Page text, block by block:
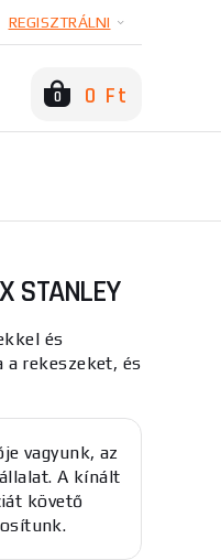
REGISZTRÁLNI
0 0 Ft
STANLEY
és
rekeszeket, és
vagyunk, az
A kínált
követő